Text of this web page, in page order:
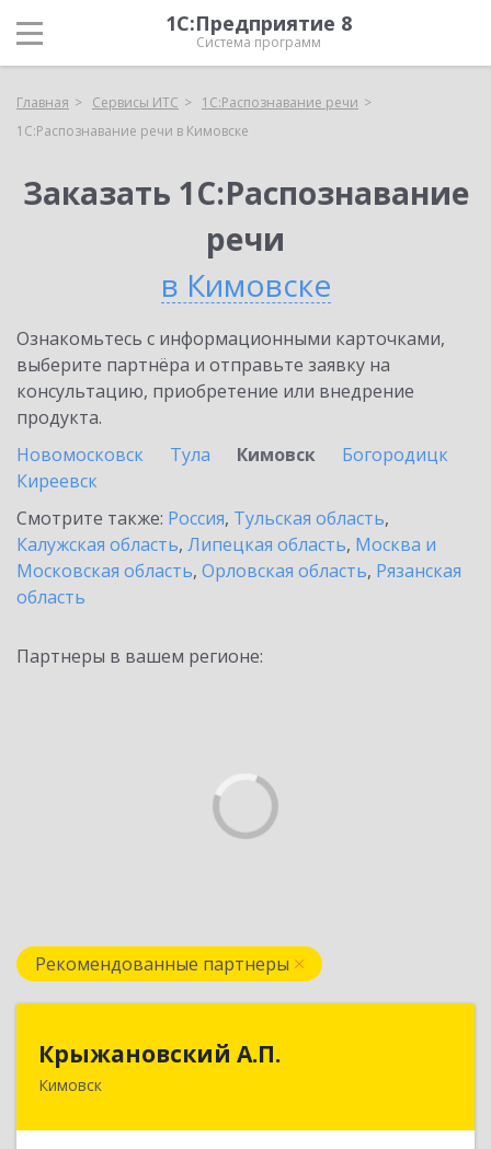
1С:Предприятие 8
Система программ
Главная Сервисы ИТС
1С:Распознавание речи
1С:Распознавание речи в Кимовске
Заказать 1С:Распознавание
речи
в Кимовске
Ознакомьтесь с информационными карточками,
выберите партнёра и отправьте заявку на
консультацию, приобретение или внедрение
продукта.
Новомосковск
Тула Кимовск
Богородицк
Киреевск
Смотрите также: Россия, Тульская область,
Калужская область, Липецкая область, Москва и
Московская область, Орловская область, Рязанская
область
Партнеры в вашем регионе:
Рекомендованные партнеры
Крыжановский А.П.
Кимовск
Крыжановский А.П.